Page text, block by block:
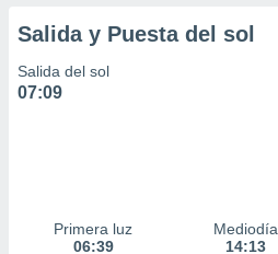
Salida y Puesta del sol
Salida del sol
07:09
Primera luz
06:39
Mediodía
14:13